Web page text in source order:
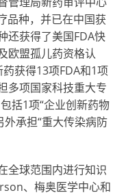
品种，并已在中国获
还获得了美国FDA快
欧盟孤儿药资格认
获得13项FDA和1项
多项国家科技重大专
括1项“企业创新药物
外承担“重大传染病防
全球范围内进行知识
、梅奥医学中心和